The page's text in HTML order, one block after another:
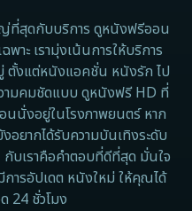
าม่า
บครัว
ที่สุดกับบริการ ดูหนังฟรีออน
าะ เรามุ่งเน้นการให้บริการ
งแต่หนังแอคชั่น หนังรัก ไป
ามคมชัดแบบ ดูหนังฟรี HD ที่
นั่งอยู่ในโรงภาพยนตร์ หาก
อยากได้รับความบันเทิงระดับ
บเราคือคำตอบที่ดีที่สุด มั่นใจ
การอัปเดต หนังใหม่ ให้คุณได้
24 ชั่วโมง